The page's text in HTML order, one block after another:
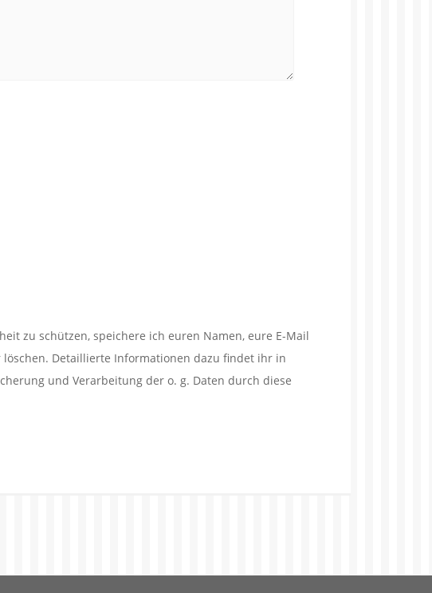
zu schützen, speichere ich euren Namen, eure E-Mail
Detaillierte Informationen dazu findet ihr in
und Verarbeitung der o. g. Daten durch diese